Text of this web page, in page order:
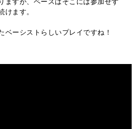
ます。
ベーシストらしいプレイですね！